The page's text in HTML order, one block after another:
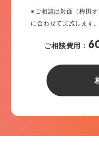
※ご相談は対面（梅田
に合わせて実施します。
ご相談費用：